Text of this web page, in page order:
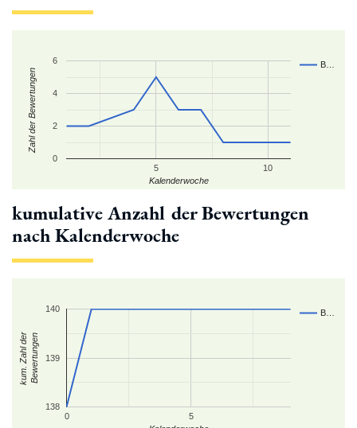
B…
5 10
0
2
4
6
Kalenderwoche
Zahl der Bewertungen
kumulative Anzahl der Bewertungen
nach Kalenderwoche
B…
0 5
138
139
140
kum. Zahl derBewertungen